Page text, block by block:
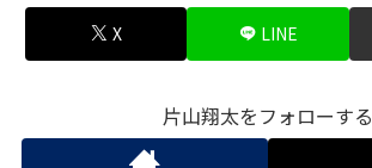
X LINE
片山翔太をフォローする